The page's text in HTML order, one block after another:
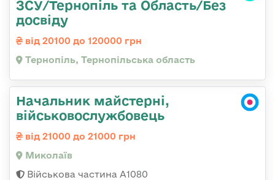
ЗСУ/Тернопіль та Область/Без
досвіду
від 20100 до 120000 грн
Тернопіль, Тернопільська область
Начальник майстерні,
військовослужбовець
від 21000 до 21000 грн
Миколаїв
Військова частина А1080